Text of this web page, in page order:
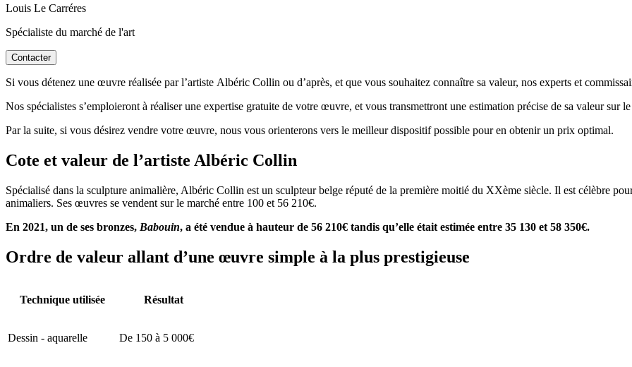
Louis Le Carréres
Spécialiste du marché de l'art
Contacter
Si vous détenez une œuvre réalisée par l’artiste Albéric Collin ou d’après, et que vous souhaitez connaître sa valeur, nos experts et
Nos spécialistes s’emploieront à réaliser une expertise gratuite de votre œuvre, et vous transmettront une estimation précise de sa valeur sur
Par la suite, si vous désirez vendre votre œuvre, nous vous orienterons vers le meilleur dispositif possible pour en obtenir un prix optimal.
Cote et valeur de l’artiste Albéric Collin
Spécialisé dans la sculpture animalière, Albéric Collin est un sculpteur belge réputé de la première moitié du XXème siècle. Il est célèbre
animaliers. Ses œuvres se vendent sur le marché entre 100 et 56 210€.
En 2021, un de ses bronzes, Babouin, a été vendue à hauteur de 56 210€ tandis qu’elle était estimée entre 35 130 et 58 350€.
Ordre de valeur allant d’une œuvre simple à la plus prestigieuse
Technique utilisée Résultat
Dessin - aquarelle De 150 à 5 000€